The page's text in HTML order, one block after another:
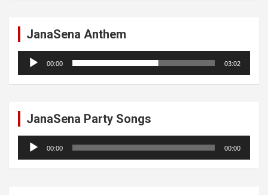
JanaSena Anthem
Audio
Player
00:00 03:02
JanaSena Party Songs
Audio
Player
00:00 00:00